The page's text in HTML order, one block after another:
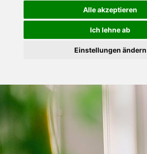
Alle akzeptieren
Ich lehne ab
Einstellungen ändern